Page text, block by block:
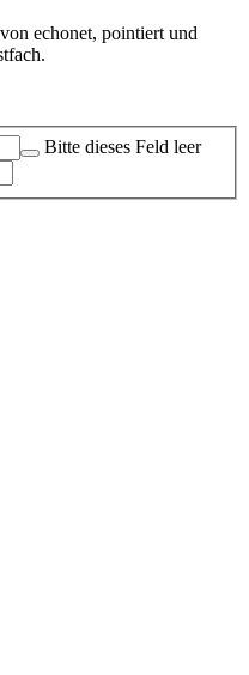
echonet, pointiert und
Bitte dieses Feld leer